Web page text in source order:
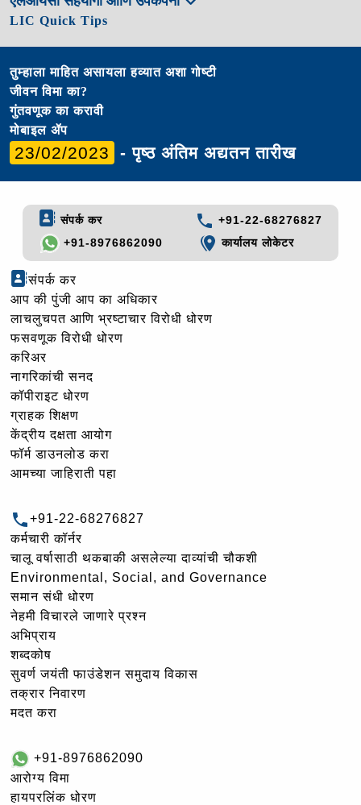
LIC Quick Tips
तुम्हाला माहित असायला हव्यात अशा गोष्टी
जीवन विमा का?
गुंतवणूक का करावी
मोबाइल ॲप
23/02/2023 - पृष्ठ अंतिम अद्यतन तारीख
संपर्क कर
+91-22-68276827
+91-8976862090
कार्यालय लोकेटर
संपर्क कर
आप की पुंजी आप का अधिकार
लाचलुचपत आणि भ्रष्टाचार विरोधी धोरण
फसवणूक विरोधी धोरण
करिअर
नागरिकांची सनद
कॉपीराइट धोरण
ग्राहक शिक्षण
केंद्रीय दक्षता आयोग
फॉर्म डाउनलोड करा
आमच्या जाहिराती पहा
+91-22-68276827
कर्मचारी कॉर्नर
चालू वर्षासाठी थकबाकी असलेल्या दाव्यांची चौकशी
Environmental, Social, and Governance
समान संधी धोरण
नेहमी विचारले जाणारे प्रश्न
अभिप्राय
शब्दकोष
सुवर्ण जयंती फाउंडेशन समुदाय विकास
तक्रार निवारण
मदत करा
+91-8976862090
आरोग्य विमा
हायपरलिंक धोरण